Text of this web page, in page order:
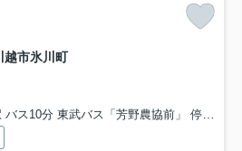
市氷川町
10分 東武バス「芳野農協前」 停歩1分